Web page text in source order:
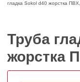
гладка Sokol d40 жорстка
Труба
жорстка